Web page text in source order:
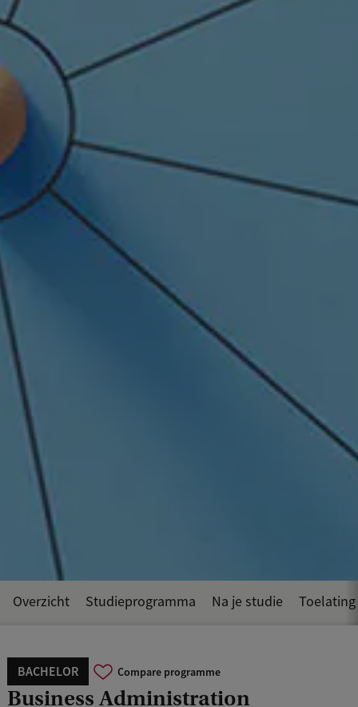
BACHELOR Compare programme
Business Administration
Overzicht Studieprogramma Na je studie